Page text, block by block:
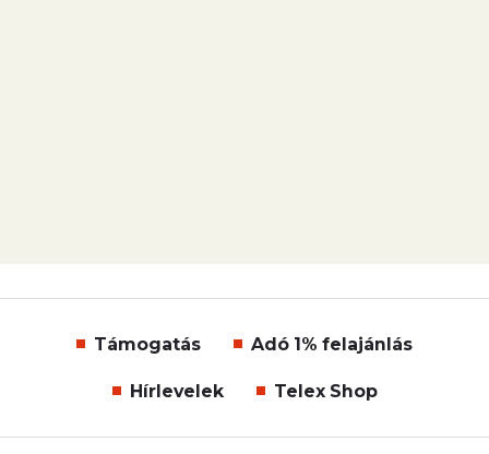
Támogatás Adó 1% felajánlás
Hírlevelek Telex Shop